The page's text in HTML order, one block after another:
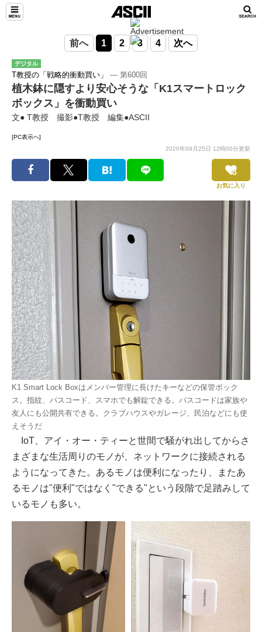
前へ 1 2 3 4 次へ
デジタル
T教授の「戦略的衝動買い」 ― 第600回
植木鉢に隠すより安心そうな「K1スマートロック
ボックス」を衝動買い
文● T教授 撮影●T教授 編集●ASCII
[PC表示へ]
2020年09月25日 12時00分更新
お気に入り
K1 Smart Lock Boxはメンバー管理に長けたキーなどの保管ボック
ス。指紋、パスコード、スマホでも解錠できる。パスコードは家族や
友人にも公開共有できる。クラブハウスやガレージ、民泊などにも使
えそうだ
IoT、アイ・オー・ティーと世間で騒がれ出してからさ
まざまな生活周りのモノが、ネットワークに接続される
ようになってきた。あるモノは便利になったり、またあ
るモノは"便利"ではなく"できる"という段階で足踏みして
いるモノも多い。